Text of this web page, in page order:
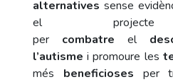
alternatives sense
el projecte
per combatre el
l’autisme i promoure les
més beneficioses per